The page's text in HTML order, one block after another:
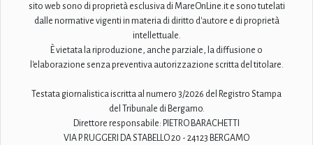
sito web sono di proprietà esclusiva di MareOnLine.it e sono tutelati
dalle normative vigenti in materia di diritto d'autore e di proprietà
intellettuale.
È vietata la riproduzione, anche parziale, la diffusione o
l'elaborazione senza preventiva autorizzazione scritta del titolare.
Testata giornalistica iscritta al numero 3/2026 del Registro Stampa
del Tribunale di Bergamo.
Direttore responsabile: PIETRO BARACHETTI
VIA P. RUGGERI DA STABELLO 20 - 24123 BERGAMO